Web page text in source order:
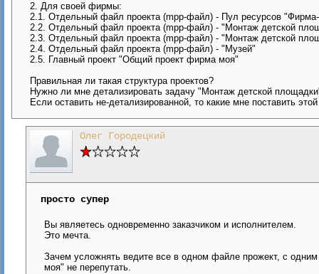
2. Для своей фирмы:
2.1. Отдельный файл проекта (mpp-файл) - Пул ресурсов
2.2. Отдельный файл проекта (mpp-файл) - "Монтаж детской
2.3. Отдельный файл проекта (mpp-файл) - "Монтаж детской
2.4. Отдельный файл проекта (mpp-файл) - "Музей"
2.5. Главный проект "Общий проект фирма моя"
Правильная ли такая структура проектов?
Нужно ли мне детализировать задачу "Монтаж детской
Если оставить не-детализированной, то какие мне поставить
Олег Городецкий
просто супер
Вы являетесь одновременно заказчиком и исполнителем.
Это мечта.
Зачем усложнять ведите все в одном файле прожект, с
моя" не перепутать.